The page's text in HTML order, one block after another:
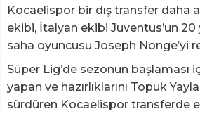
Kocaelispor bir dış transfer daha
ekibi, İtalyan ekibi Juventus’un 20
saha oyuncusu Joseph Nonge’yi
Süper Lig’de sezonun başlaması
yapan ve hazırlıklarını Topuk
sürdüren Kocaelispor transferde